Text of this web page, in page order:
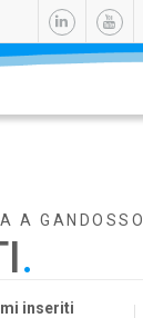
A GANDOSSO
.
inseriti